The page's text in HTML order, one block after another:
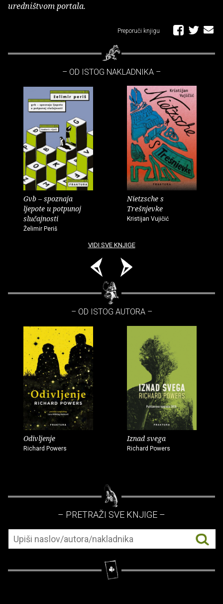
uredništvom portala.
Preporuči knjigu
– OD ISTOG NAKLADNIKA –
Gvb – spoznaja
ljepote u potpunoj
slučajnosti
Želimir Periš
Nietzsche s
Trešnjevke
Kristijan Vujičić
VIDI SVE KNJIGE
– OD ISTOG AUTORA –
Odivljenje
Richard Powers
Iznad svega
Richard Powers
– PRETRAŽI SVE KNJIGE –